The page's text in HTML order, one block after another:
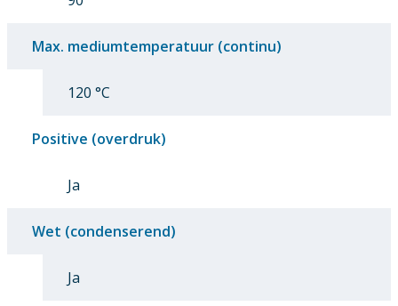
Max. mediumtemperatuur (continu)
120 °C
Positive (overdruk)
Ja
Wet (condenserend)
Ja